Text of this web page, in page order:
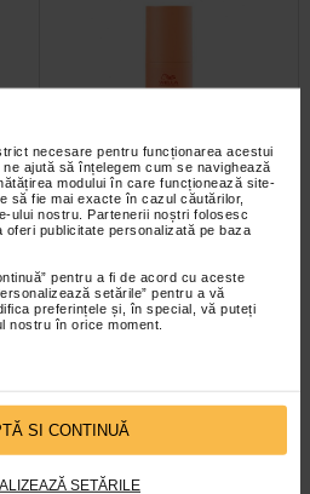
necesare pentru funcționarea acestui
ajută să înțelegem cum se navighează
modului în care funcționează site-
să fie mai exacte în cazul căutărilor,
ului nostru. Partenerii noștri folosesc
publicitate personalizată pe baza
pentru a fi de acord cu aceste
setările” pentru a vă
preferințele și, în special, vă puteți
nostru în orice moment.
SI CONTINUĂ
SETĂRILE
WELLA Invigo Enrich Wonder
Balm, 150 ml
este un tratament Leave-in pentru
par uscat. Beneficii WELLA…